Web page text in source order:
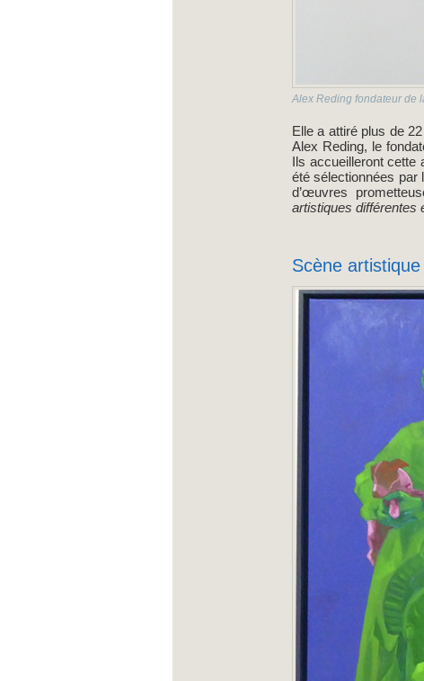
Alex Reding fondateur de
Elle a attiré plus de
Alex Reding, le
Ils accueilleront cette
été sélectionnées
d’œuvres
artistiques différentes
Scène